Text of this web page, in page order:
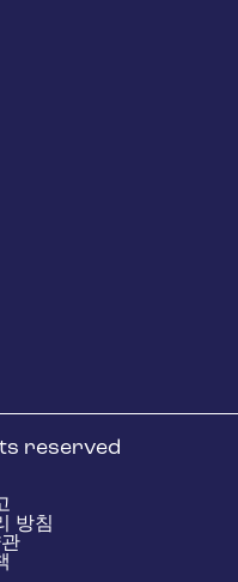
reserved
방침